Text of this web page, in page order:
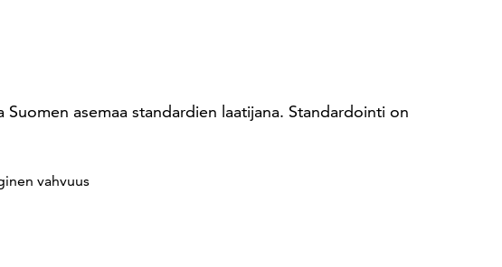
asemaa standardien laatijana. Standardointi on
vahvuus